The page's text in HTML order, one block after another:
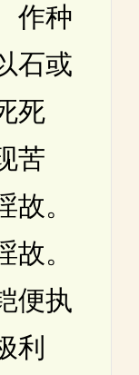
作种
石或
死
苦
故。
。
便执
利